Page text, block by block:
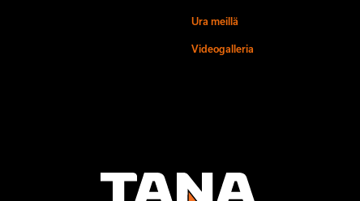
Ura meillä
Videogalleria